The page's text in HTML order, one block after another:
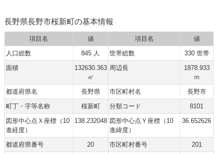
長野県長野市桜新町の基本情報
項目名 値 項目名
値
人口総数
845 人 世帯総数
330 世帯
面積
132630.363
㎡
周辺長
1878.933
ｍ
都道府県名
長野県 市区町村名
長野市
町丁・字等名称
桜新町 分類コード
8101
図形中心点Ｘ座標（10
進経度）
138.232048 図形中心点Ｙ座標（10
進緯度）
36.652626
都道府県番号 20 市区町村番号
201